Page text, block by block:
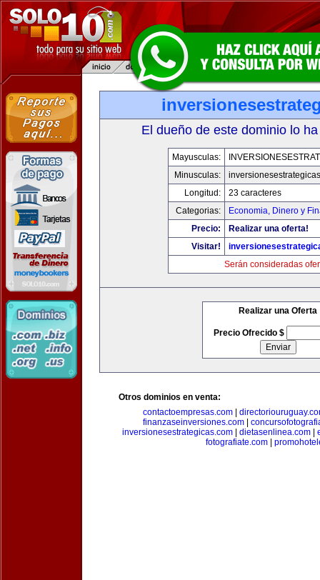
El dueño de este dominio lo
Mayusculas:
Minusculas:
Longitud:
23 caracteres
Categorias:
Economia, Dinero y
Precio:
Realizar una oferta!
Visitar!
Serán consideradas
Realizar una Oferta
Precio Ofrecido $
Otros dominios en venta:
contactoempresas.com
finanzaseinversiones.com
inversionesestrategicas.com| dietasenlinea.com|
fotografiate.com|